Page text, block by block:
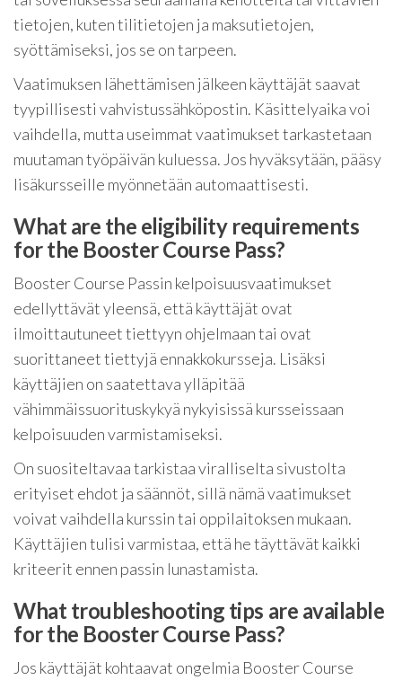
tietojen, kuten tilitietojen ja maksutietojen,
syöttämiseksi, jos se on tarpeen.
Vaatimuksen lähettämisen jälkeen käyttäjät saavat
tyypillisesti vahvistussähköpostin. Käsittelyaika voi
vaihdella, mutta useimmat vaatimukset tarkastetaan
muutaman työpäivän kuluessa. Jos hyväksytään, pääsy
lisäkursseille myönnetään automaattisesti.
What are the eligibility requirements
for the Booster Course Pass?
Booster Course Passin kelpoisuusvaatimukset
edellyttävät yleensä, että käyttäjät ovat
ilmoittautuneet tiettyyn ohjelmaan tai ovat
suorittaneet tiettyjä ennakkokursseja. Lisäksi
käyttäjien on saatettava ylläpitää
vähimmäissuorituskykyä nykyisissä kursseissaan
kelpoisuuden varmistamiseksi.
On suositeltavaa tarkistaa viralliselta sivustolta
erityiset ehdot ja säännöt, sillä nämä vaatimukset
voivat vaihdella kurssin tai oppilaitoksen mukaan.
Käyttäjien tulisi varmistaa, että he täyttävät kaikki
kriteerit ennen passin lunastamista.
What troubleshooting tips are available
for the Booster Course Pass?
Jos käyttäjät kohtaavat ongelmia Booster Course